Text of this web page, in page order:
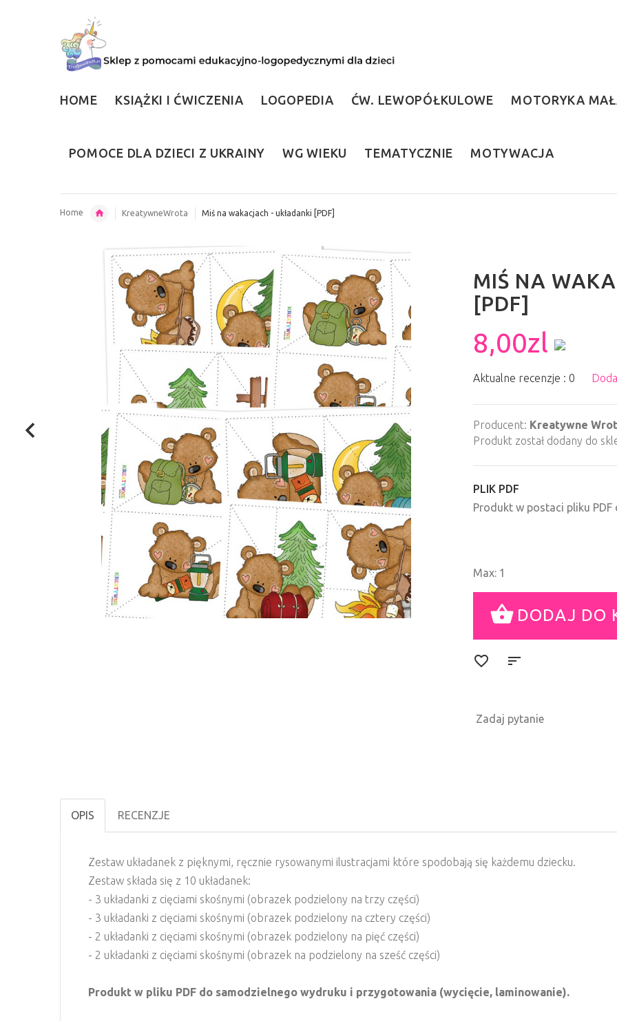
HOME KSIĄŻKI I ĆWICZENIA LOGOPEDIA ĆW. LEWOPÓŁKULOWE MOTORYKA
POMOCE DLA DZIECI Z UKRAINY WG WIEKU TEMATYCZNIE MOTYWACJA
Home KreatywneWrota Miś na wakacjach - układanki [PDF]
MIŚ NA
[PDF]
8,00zl
Aktualne recenzje : 0
Producent: Kreatywne
Produkt został dodany do
PLIK PDF
Produkt w postaci pliku
Max: 1
Zadaj pytanie
OPIS RECENZJE
Zestaw układanek z pięknymi, ręcznie rysowanymi ilustracjami które spodobają się każdemu dziecku.
Zestaw składa się z 10 układanek:
- 3 układanki z cięciami skośnymi (obrazek podzielony na trzy części)
- 3 układanki z cięciami skośnymi (obrazek podzielony na cztery części)
- 2 układanki z cięciami skośnymi (obrazek podzielony na pięć części)
- 2 układanki z cięciami skośnymi (obrazek na podzielony na sześć części)
Produkt w pliku PDF do samodzielnego wydruku i przygotowania (wycięcie, laminowanie).